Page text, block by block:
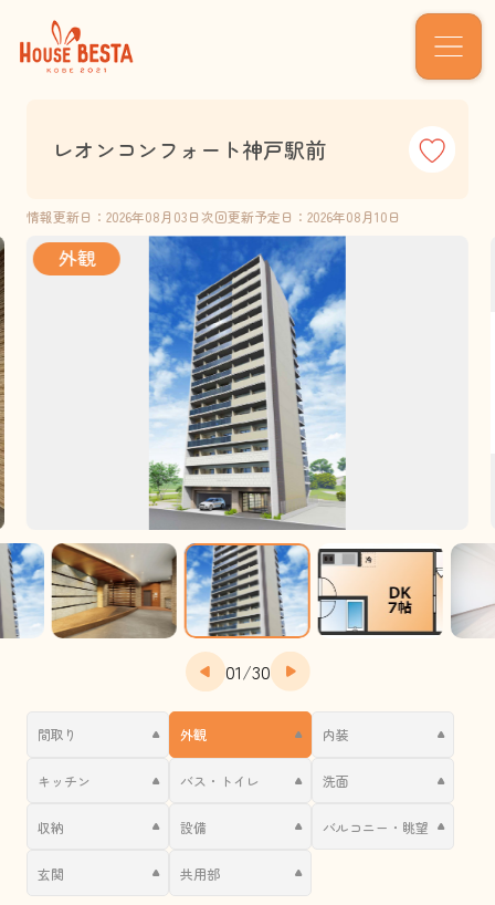
レオンコンフォート神戸駅前
情報更新日：2026年08月03日次回更新予定日：2026年08月10日
外観
01/30
間取り 外観 内装
キッチン バス・トイレ 洗面
収納 設備 バルコニー・眺望
玄関 共用部